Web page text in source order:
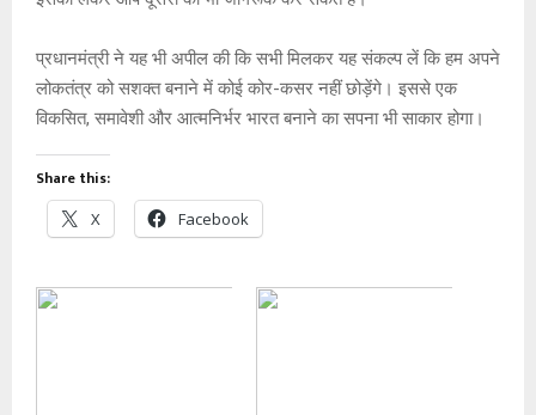
प्रधानमंत्री ने यह भी अपील की कि सभी मिलकर यह संकल्प लें कि हम अपने
लोकतंत्र को सशक्त बनाने में कोई कोर-कसर नहीं छोड़ेंगे। इससे एक
विकसित, समावेशी और आत्मनिर्भर भारत बनाने का सपना भी साकार होगा।
Share this:
X Facebook